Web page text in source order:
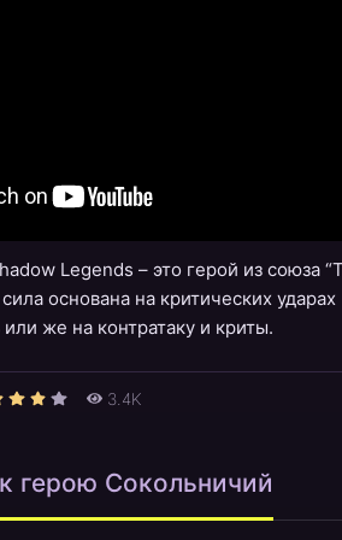
Legends – это герой из союза
сила основана на критических
же на контратаку и криты.
3.4K
герою Сокольничий